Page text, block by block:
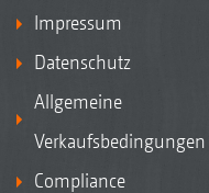
Impressum
Datenschutz
Allgemeine
Verkaufsbedingungen
Compliance